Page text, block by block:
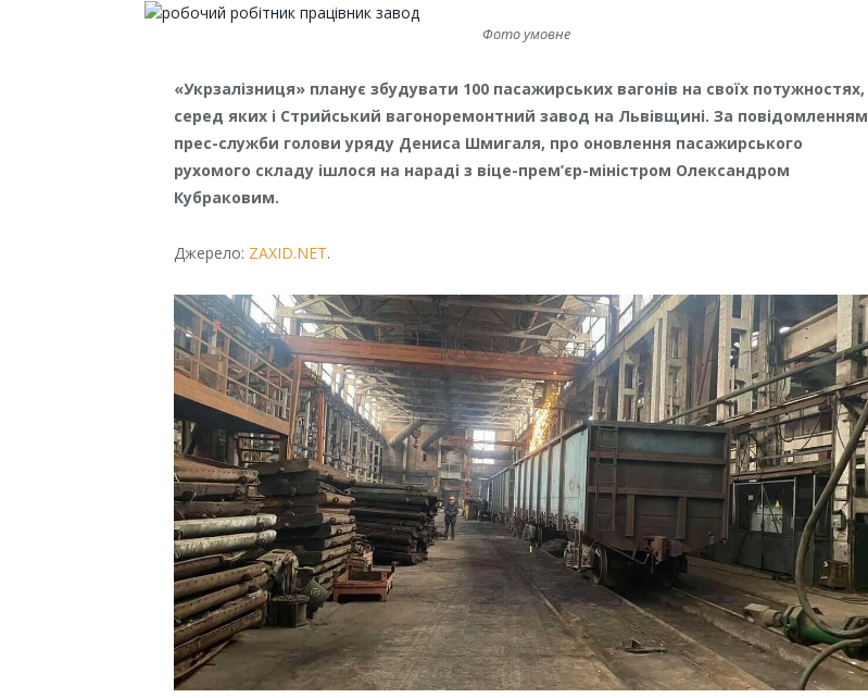
Фото умовне
«Укрзалізниця» планує збудувати 100 пасажирських вагонів на своїх потужностях,
серед яких і Стрийський вагоноремонтний завод на Львівщині. За повідомленням
прес-служби голови уряду Дениса Шмигаля, про оновлення пасажирського
рухомого складу ішлося на нараді з віце-прем’єр-міністром Олександром
Кубраковим.
Джерело: ZAXID.NET.